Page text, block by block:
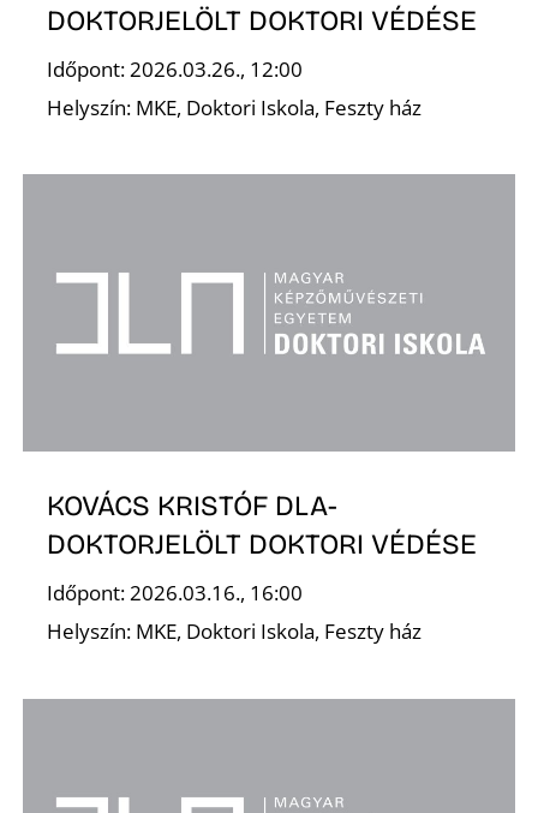
DOKTORJELÖLT DOKTORI VÉDÉSE
Időpont: 2026.03.26., 12:00
Helyszín: MKE, Doktori Iskola, Feszty ház
KOVÁCS KRISTÓF DLA-
DOKTORJELÖLT DOKTORI VÉDÉSE
Időpont: 2026.03.16., 16:00
Helyszín: MKE, Doktori Iskola, Feszty ház